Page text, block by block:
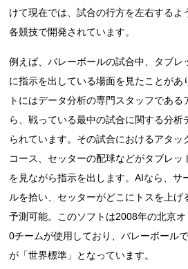
けて現在では、試合の行方を左右するよ
各競技で開発されています。
例えば、バレーボールの試合中、タブレ
に指示を出している場面を見たことがあ
トにはデータ分析の専門スタッフであ
ら、戦っている最中の試合に関する分析
られています。その試合におけるアタ
コース、セッターの配球などがタブレ
を見ながら指示を出します。AIなら、サ
ルを拾い、セッターがどこにトスを上げ
予測可能。このソフトは2008年の北京
0チームが使用しており、バレーボール
が「世界標準」となっています。